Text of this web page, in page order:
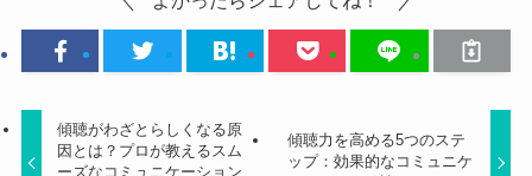
傾聴がわざとらしくなる原
因とは？プロが教えるスム
ーズなコミュニケーション
傾聴力を高める5つのステ
ップ：効果的なコミュニケ